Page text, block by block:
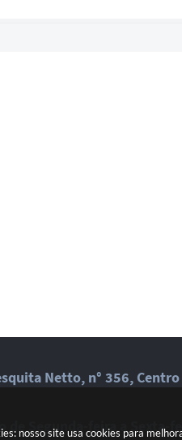
nosso site usa cookies para
Netto, n° 356,
de Segunda-feira a Sexta-